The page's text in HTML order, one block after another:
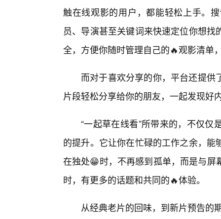
触在线观影的用户，都能轻松上手。
员、导演甚至关键词来快速定位你想
全，方便你随时管理自己的🔥观影清单
而对于喜欢分享的你，平台还提
片段轻松分享给你的朋友，一起发现好
“一起草在线看”所带来的，不仅
的提升。它让你在忙碌的工作之余，
在独处😁时，不再感到孤单，而是与
时，有更多的话题和共同的🔥体验。
从经典老片的回味，到新片预告的